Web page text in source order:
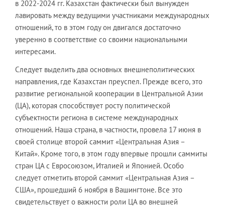
в 2022-2024 гг. Казахстан фактически был вынужден
лавировать между ведущими участниками международных
отношений, то в этом году он двигался достаточно
уверенно в соответствие со своими национальными
интересами.
Следует выделить два основных внешнеполитических
направления, где Казахстан преуспел. Прежде всего, это
развитие региональной кооперации в Центральной Азии
(ЦА), которая способствует росту политической
субъектности региона в системе международных
отношений. Наша страна, в частности, провела 17 июня в
своей столице второй саммит «Центральная Азия –
Китай». Кроме того, в этом году впервые прошли саммиты
стран ЦА с Евросоюзом, Италией и Японией. Особо
следует отметить второй саммит «Центральная Азия –
США», прошедший 6 ноября в Вашингтоне. Все это
свидетельствует о важности роли ЦА во внешней